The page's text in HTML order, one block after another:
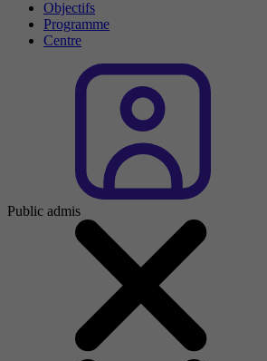
Objectifs
Programme
Centre
Public admis